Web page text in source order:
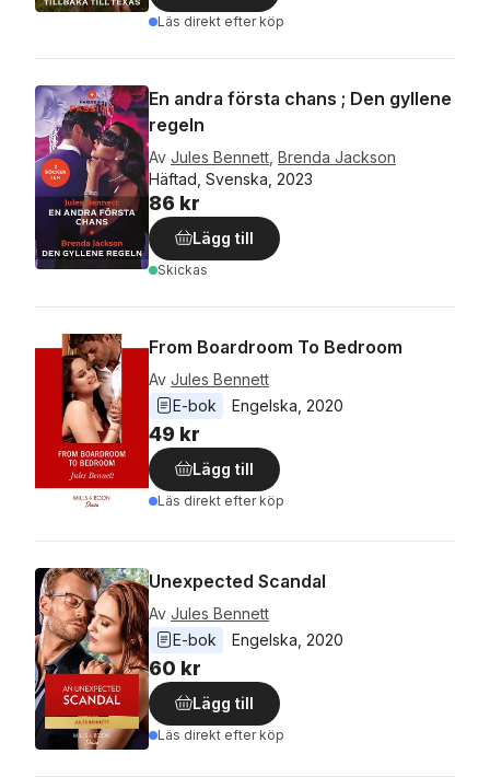
Läs direkt efter köp
En andra första chans ; Den gyllene
regeln
Av Jules Bennett Brenda Jackson
Häftad, Svenska, 2023
86 kr
Lägg till
Skickas
From Boardroom To Bedroom
Av Jules Bennett
E-bok
Engelska 2020
49 kr
Lägg till
Läs direkt efter köp
Unexpected Scandal
Av Jules Bennett
E-bok
Engelska 2020
60 kr
Lägg till
Läs direkt efter köp